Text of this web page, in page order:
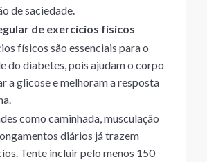
de saciedade.
de exercícios físicos
físicos são essenciais para o
do diabetes, pois ajudam o corpo
a glicose e melhoram a resposta
como caminhada, musculação
diários já trazem
Tente incluir pelo menos 150